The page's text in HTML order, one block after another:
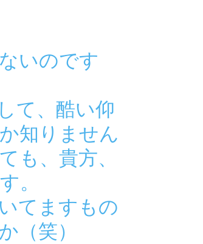
いのです
て、酷い仰
知りません
も、貴方、
。
てますもの
（笑）